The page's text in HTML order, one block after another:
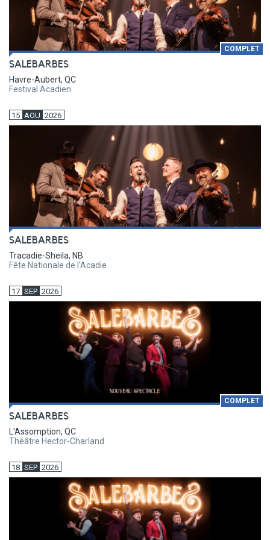
COMPLET
SALEBARBES
Havre-Aubert, QC
Festival Acadien
15 AOU 2026
SALEBARBES
Tracadie-Sheila, NB
Fête Nationale de l'Acadie
17 SEP 2026
COMPLET
SALEBARBES
L'Assomption, QC
Théâtre Hector-Charland
18 SEP 2026